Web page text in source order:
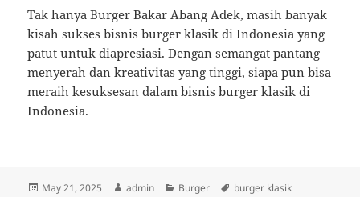
Tak hanya Burger Bakar Abang Adek, masih banyak
kisah sukses bisnis burger klasik di Indonesia yang
patut untuk diapresiasi. Dengan semangat pantang
menyerah dan kreativitas yang tinggi, siapa pun bisa
meraih kesuksesan dalam bisnis burger klasik di
Indonesia.
Posted
May 21, 2025 Author
admin Categories
Burger Tags
burger klasik